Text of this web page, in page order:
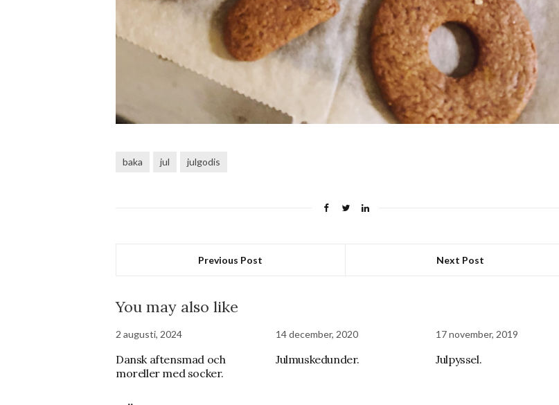
baka jul julgodis
Previous Post Next Post
You may also like
2 augusti, 2024
Dansk aftensmad och
moreller med socker.
14 december, 2020
Julmuskedunder.
17 november, 2019
Julpyssel.